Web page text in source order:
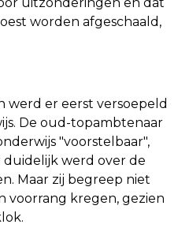
worden afgeschaald,
werd er eerst versoepeld
De oud-topambtenaar
"voorstelbaar",
duidelijk werd over de
Maar zij begreep niet
voorrang kregen, gezien